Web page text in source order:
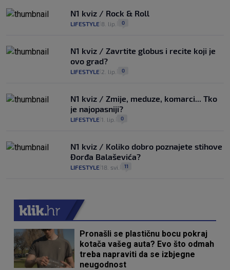
N1 kviz / Rock & Roll
LIFESTYLE 8. lip. 0
N1 kviz / Zavrtite globus i recite koji je
ovo grad?
LIFESTYLE 2. lip. 0
N1 kviz / Zmije, meduze, komarci... Tko
je najopasniji?
LIFESTYLE 1. lip. 0
N1 kviz / Koliko dobro poznajete stihove
Đorđa Balaševića?
LIFESTYLE 18. svi. 11
Pronašli se plastičnu bocu pokraj
kotača vašeg auta? Evo što odmah
treba napraviti da se izbjegne
neugodnost